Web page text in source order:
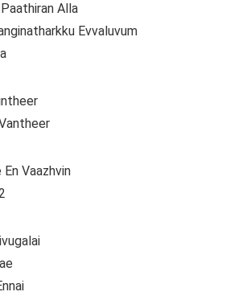
Alla
Evvaluvum
Vaazhvin